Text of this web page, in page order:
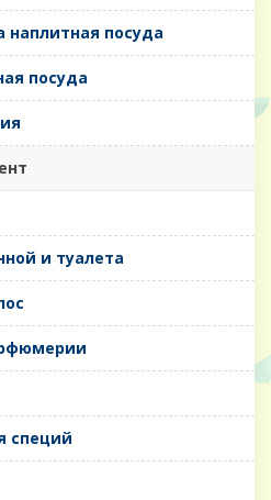
наплитная посуда
посуда
и туалета
специй